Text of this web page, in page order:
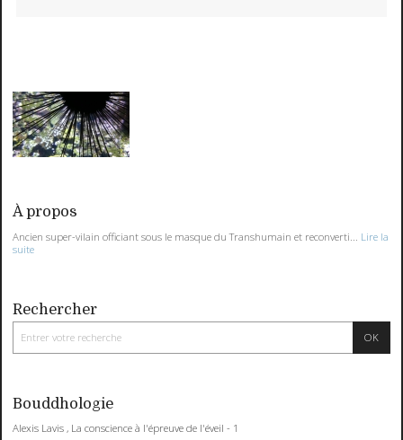
À propos
Ancien super-vilain officiant sous le masque du Transhumain et reconverti...
Lire la
suite
Rechercher
Bouddhologie
Alexis Lavis , La conscience à l'épreuve de l'éveil - 1